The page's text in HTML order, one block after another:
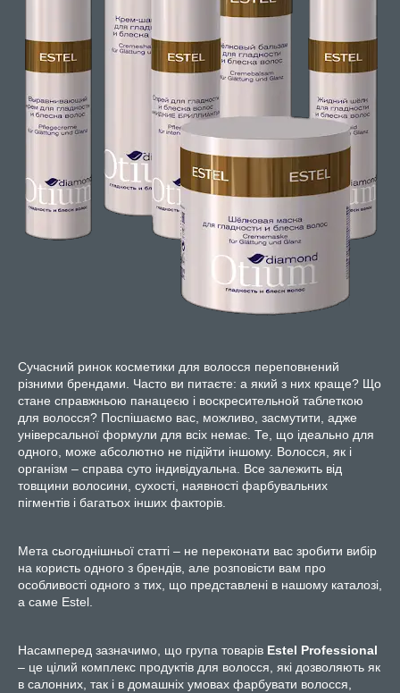
Сучасний ринок косметики для волосся переповнений
різними брендами. Часто ви питаєте: а який з них краще? Що
стане справжньою панацеєю і воскресительной таблеткою
для волосся? Поспішаємо вас, можливо, засмутити, адже
універсальної формули для всіх немає. Те, що ідеально для
одного, може абсолютно не підійти іншому. Волосся, як і
організм – справа суто індивідуальна. Все залежить від
товщини волосини, сухості, наявності фарбувальних
пігментів і багатьох інших факторів.
Мета сьогоднішньої статті – не переконати вас зробити вибір
на користь одного з брендів, але розповісти вам про
особливості одного з тих, що представлені в нашому каталозі,
а саме Estel.
Насамперед зазначимо, що група товарів Estel Professional
– це цілий комплекс продуктів для волосся, які дозволяють як
в салонних, так і в домашніх умовах фарбувати волосся,